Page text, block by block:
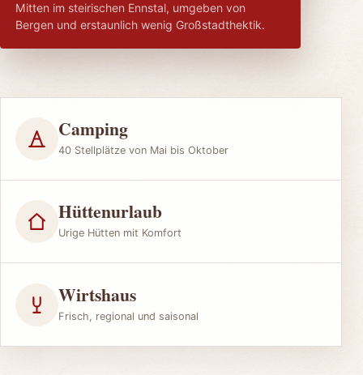
Mitten im steirischen Ennstal, umgeben von
Bergen und erstaunlich wenig Großstadthektik.
Camping
40 Stellplätze von Mai bis Oktober
Hüttenurlaub
Urige Hütten mit Komfort
Wirtshaus
Frisch, regional und saisonal